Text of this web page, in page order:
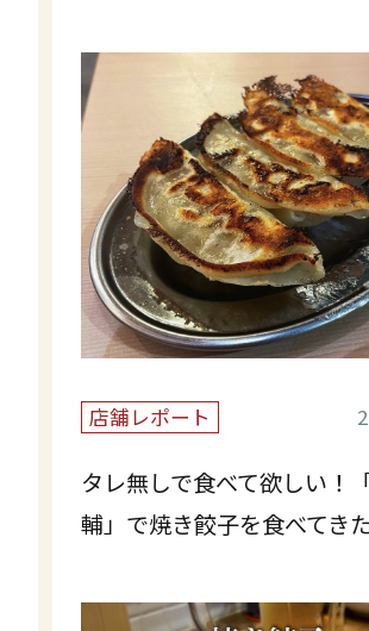
店舗レポート
タレ無しで食べて欲しい！
輔」で焼き餃子を食べてきた